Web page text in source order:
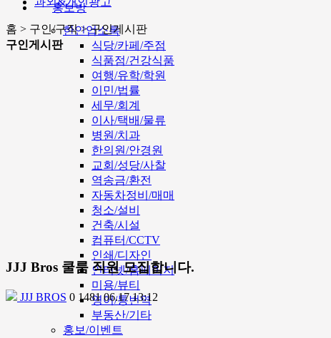
홍보방
한인업소록
식당/카페/주점
식품점/건강식품
여행/유학/학원
이민/법률
세무/회계
이사/택배/물류
병원/치과
한의원/안경원
교회/성당/사찰
역송금/환전
자동차정비/매매
청소/설비
건축/시설
컴퓨터/CCTV
인쇄/디자인
인터넷/홈페이지
미용/뷰티
영어/통번역
부동산/기타
홍보/이벤트
홈 > 구인/구직 > 구인게시판
구인게시판
JJJ Bros 쿨룸 직원 모집합니다.
JJJ BROS 0 148106.17 13:12